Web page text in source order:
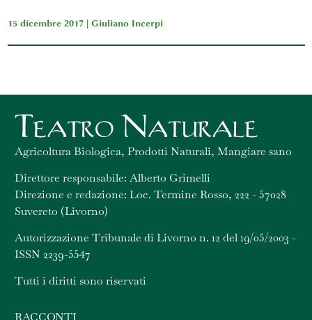
15 dicembre 2017 | Giuliano Incerpi
Agricoltura Biologica, Prodotti Naturali, Mangiare sano
Direttore responsabile: Alberto Grimelli
Direzione e redazione: Loc. Termine Rosso, 222 - 57028
Suvereto (Livorno)
Autorizzazione Tribunale di Livorno n. 12 del 19/05/2003 -
ISSN 2239-5547
Tutti i diritti sono riservati